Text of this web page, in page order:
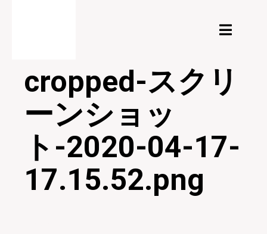
cropped-スクリ
ーンショッ
ト-2020-04-17-
17.15.52.png